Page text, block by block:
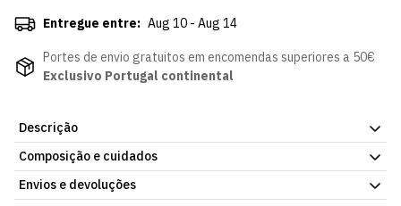
Entregue entre: Aug 10 - Aug 14
Portes de envio gratuitos em encomendas superiores a 50€
Exclusivo Portugal continental
Descrição
Organiza os teus apontamentos com o Caderno Escolar
Espiral Listas SCP, feito para acompanhar todas as tuas
aulas.Prático e resistente, é ideal para o dia a dia escolar.
Composição e cuidados
Envios e devoluções